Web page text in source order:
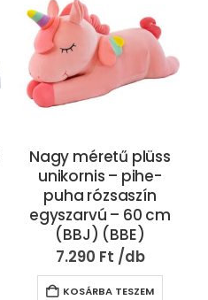
Nagy méretű plüss
unikornis – pihe-
puha rózsaszín
egyszarvú – 60 cm
(BBJ) (BBE)
7.290 Ft
KOSÁRBA TESZEM